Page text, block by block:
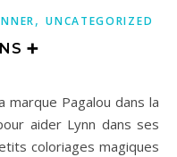
,UNCATEGORIZED
➕
aider Lynn dans ses
coloriages magiques